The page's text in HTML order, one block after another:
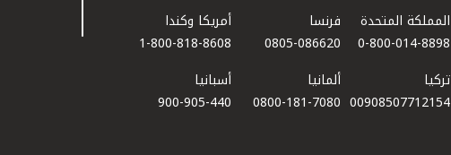
المملكة المتحدة
0-800-014-8898
فرنسا
0805-086620
أمريكا وكندا
1-800-818-8608
تركيا
00908507712154​
ألمانيا
0800-181-7080
أسبانيا
900-905-440